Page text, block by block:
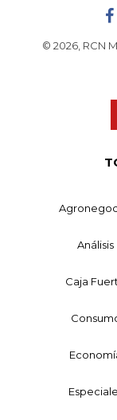
© 2026, RCN
Análisis
Caja